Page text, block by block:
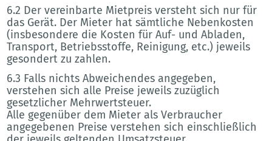
6.2 Der vereinbarte Mietpreis versteht sich nur für
das Gerät. Der Mieter hat sämtliche Nebenkosten
(insbesondere die Kosten für Auf- und Abladen,
Transport, Betriebsstoffe, Reinigung, etc.) jeweils
gesondert zu zahlen.
6.3 Falls nichts Abweichendes angegeben,
verstehen sich alle Preise jeweils zuzüglich
gesetzlicher Mehrwertsteuer.
Alle gegenüber dem Mieter als Verbraucher
angegebenen Preise verstehen sich einschließlich